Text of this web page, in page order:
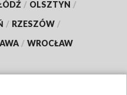
/ OLSZTYN /
/ RZESZÓW /
/ WROCŁAW